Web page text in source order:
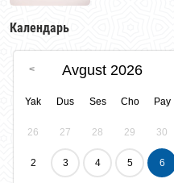
Календарь
Avgust 2026
Yak Dus Ses Cho Pay
26 27 28 29 30
2 3 4 5 6